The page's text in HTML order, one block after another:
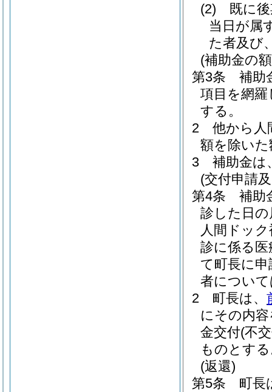
(2)
既に
当日が属
た者及び
(補助金の
第3条
補助
項目を網
する。
2
他から人
額を除い
3
補助金は
(交付申請
第4条
補助
診した日
人間ドッ
診に係る
て町長に
者につい
2
町長は、
にその内
金交付(不
ものとす
(返還)
第5条
町長